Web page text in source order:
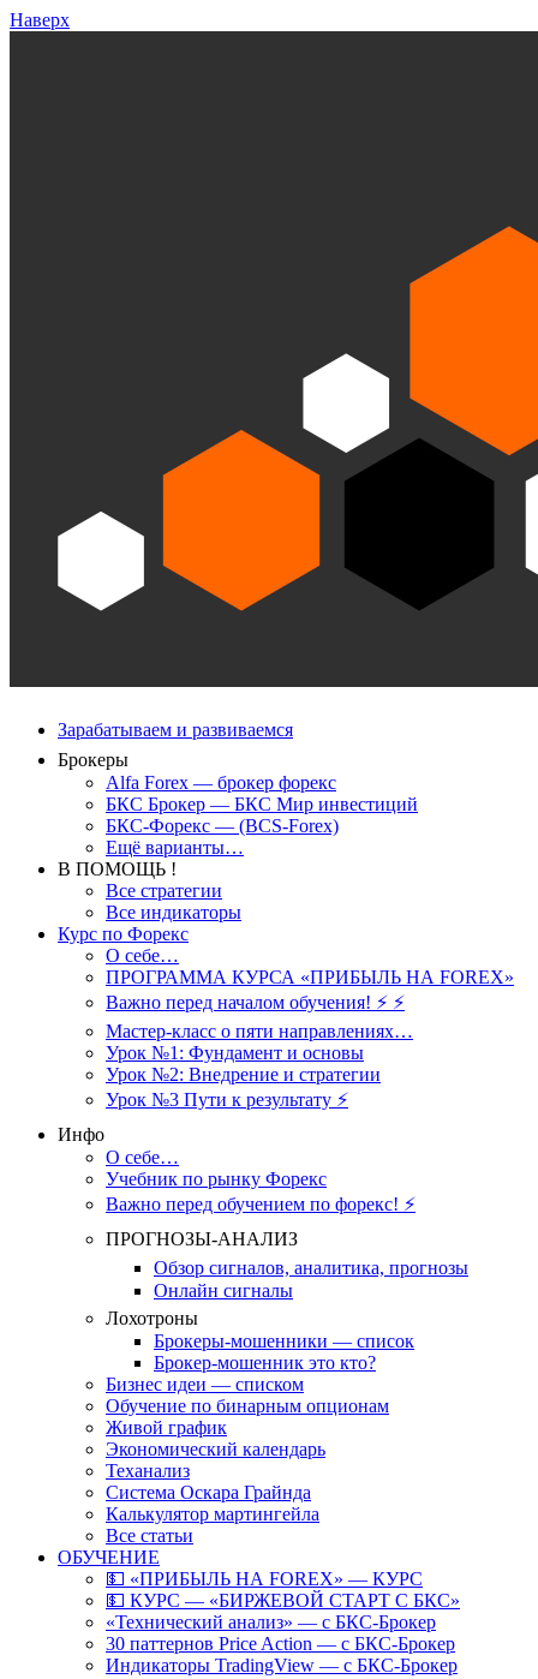
Наверх
Зарабатываем и развиваемся
Брокеры
Alfa Forex — брокер форекс
БКС Брокер — БКС Мир инвестиций
БКС-Форекс — (BCS-Forex)
Ещё варианты…
В ПОМОЩЬ !
Все стратегии
Все индикаторы
Курс по Форекс
О себе…
ПРОГРАММА КУРСА «ПРИБЫЛЬ НА FOREX»
Важно перед началом обучения! ⚡ ⚡
Мастер-класс о пяти направлениях…
Урок №1: Фундамент и основы
Урок №2: Внедрение и стратегии
Урок №3 Пути к результату ⚡️
Инфо
О себе…
Учебник по рынку Форекс
Важно перед обучением по форекс! ⚡
ПРОГНОЗЫ-АНАЛИЗ
Обзор сигналов, аналитика, прогнозы
Онлайн сигналы
Лохотроны
Брокеры-мошенники — список
Брокер-мошенник это кто?
Бизнес идеи — списком
Обучение по бинарным опционам
Живой график
Экономический календарь
Теханализ
Система Оскара Грайнда
Калькулятор мартингейла
Все статьи
ОБУЧЕНИЕ
💵 «ПРИБЫЛЬ НА FOREX» — КУРС
💵 КУРС — «БИРЖЕВОЙ СТАРТ С БКС»
«Технический анализ» — с БКС-Брокер
30 паттернов Price Action — с БКС-Брокер
Индикаторы TradingView — с БКС-Брокер